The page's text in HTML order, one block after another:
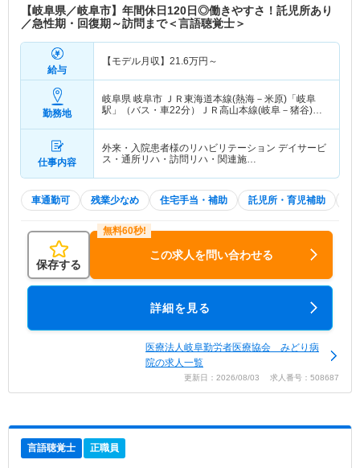
【岐阜県／岐阜市】年間休日120日◎働きやすさ！託児所あり
／急性期・回復期～訪問まで＜言語聴覚士＞
給与
【モデル月収】 21.6万円～
勤務地
岐阜県 岐阜市 ＪＲ東海道本線(熱海－米原)「岐阜
駅」（バス・車22分）ＪＲ高山本線(岐阜－猪谷)
仕事内容
外来・入院患者様のリハビリテーション デイサービ
ス・通所リハ・訪問リハ・関連施…
車通勤可 残業少なめ 住宅手当・補助 託児所・育児補助
保存する
この求人を問い合わせる
詳細を見る
医療法人岐阜勤労者医療協会 みどり病
院の求人一覧
更新日：2026/08/03 求人番号：508687
言語聴覚士 正職員